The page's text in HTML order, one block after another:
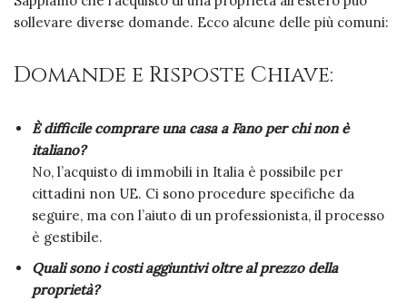
sollevare diverse domande. Ecco alcune delle più comuni:
Domande e Risposte Chiave:
È difficile comprare una casa a Fano per chi non è
italiano?
No, l’acquisto di immobili in Italia è possibile per
cittadini non UE. Ci sono procedure specifiche da
seguire, ma con l’aiuto di un professionista, il processo
è gestibile.
Quali sono i costi aggiuntivi oltre al prezzo della
proprietà?